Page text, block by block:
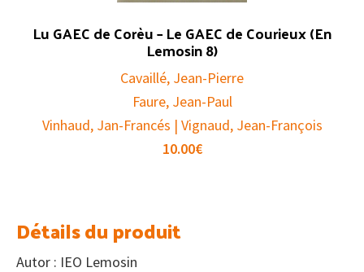
Lu GAEC de Corèu – Le GAEC de Courieux (En
Lemosin 8)
Cavaillé, Jean-Pierre
Faure, Jean-Paul
Vinhaud, Jan-Francés | Vignaud, Jean-François
10.00€
Détails du produit
Autor : IEO Lemosin